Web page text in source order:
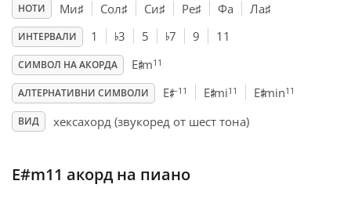
Français
한국어
हिन्दी
Italiano
НОТИ Ми♯ Сол♯ Си♯ Ре♯ Фа Ла♯
ИНТЕРВАЛИ 1 ♭3 5 ♭7 9 11
СИМВОЛ НА АКОРДА E♯m11
АЛТЕРНАТИВНИ СИМВОЛИ E♯–11 E♯mi11 E♯min11
ВИД хексахорд (звукоред от шест тона)
E#m11 акорд на пиано